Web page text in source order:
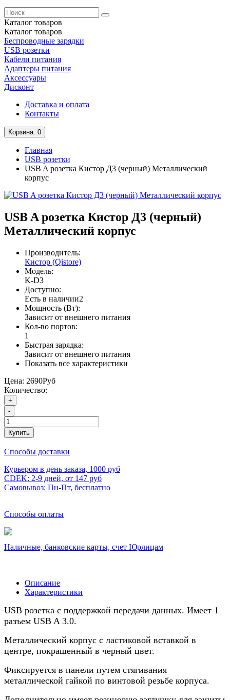
Каталог товаров
Каталог товаров
Беспроводные зарядки
USB розетки
Кабели питания
Адаптеры питания
Аксессуары
Дисконт
Доставка и оплата
Контакты
Корзина: 0
Главная
USB розетки
USB A розетка Кистор Д3 (черный) Металлический
корпус
USB A розетка Кистор Д3 (черный)
Металлический корпус
Производитель:
Кистор (Qistore)
Модель:
K-D3
Доступно:
Есть в наличии2
Мощность (Вт):
Зависит от внешнего питания
Кол-во портов:
1
Быстрая зарядка:
Зависит от внешнего питания
Показать все характеристики
Цена: 2690Руб
Количество:
+
-
Купить
Способы доставки
Курьером в день заказа, 1000 руб
CDEK: 2-9 дней, от 147 руб
Самовывоз: Пн-Пт, бесплатно
Способы оплаты
Наличные, банковские карты, счет Юрлицам
Описание
Характеристики
USB розетка с поддержкой передачи данных. Имеет 1
разъем USB A 3.0.
Металлический корпус с ластиковой вставкой в
центре, покрашенный в черный цвет.
Фиксируется в панели путем стягивания
металлической гайкой по винтовой резьбе корпуса.